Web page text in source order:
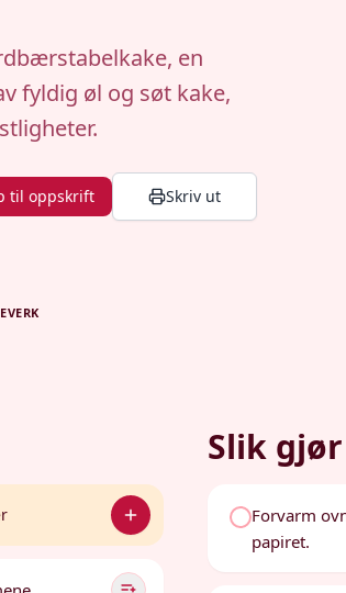
en
fyldig øl og søt kake,
til oppskrift Skriv ut
Slik
Forvarm
papiret.